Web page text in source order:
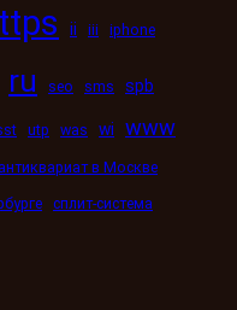
ii iii iphone
ru seo sms spb
utp was wi www
в Москве
сплит-система